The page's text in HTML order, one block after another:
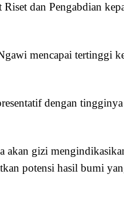
dan Pengabdian
mencapai tertinggi
dengan tingginya
akan gizi
potensi hasil bumi